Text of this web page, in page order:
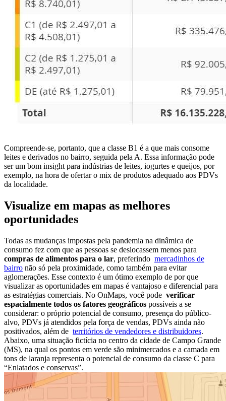
Compreende-se, portanto, que a classe B1 é a que mais consome
leites e derivados no bairro, seguida pela A. Essa informação pode
ser um bom insight para indústrias de leites, iogurtes e queijos, por
exemplo, na hora de ofertar o mix de produtos adequado aos PDVs
da localidade.
Visualize em mapas as melhores
oportunidades
Todas as mudanças impostas pela pandemia na dinâmica de
consumo fez com que as pessoas se deslocassem menos para
compras de alimentos para o lar, preferindo mercadinhos de
bairro não só pela proximidade, como também para evitar
aglomerações. Esse contexto é um ótimo exemplo de por que
visualizar as oportunidades em mapas é vantajoso e diferencial para
as estratégias comerciais. No OnMaps, você pode verificar
espacialmente todos os fatores geográficos possíveis a se
considerar: o próprio potencial de consumo, presença do público-
alvo, PDVs já atendidos pela força de vendas, PDVs ainda não
positivados, além de territórios de vendedores e distribuidores.
Abaixo, uma situação fictícia no centro da cidade de Campo Grande
(MS), na qual os pontos em verde são minimercados e a camada em
tons de laranja representa o potencial de consumo da classe C para
“Enlatados e conservas”.